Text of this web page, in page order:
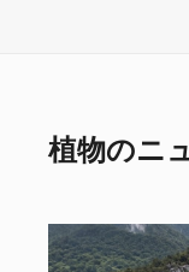
植物のニ